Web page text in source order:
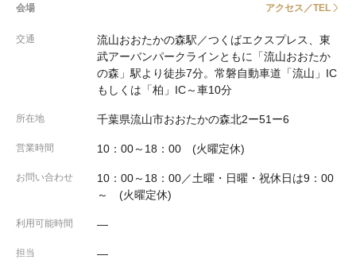
会場 アクセス／TEL
交通
流山おおたかの森駅／つくばエクスプレス、東
武アーバンパークラインともに「流山おおたか
の森」駅より徒歩7分。常磐自動車道「流山」IC
もしくは「柏」IC～車10分
所在地 千葉県流山市おおたかの森北2ー51ー6
営業時間 10：00～18：00 (火曜定休)
お問い合わせ
10：00～18：00／土曜・日曜・祝休日は9：00
～ (火曜定休)
利用可能時間 ―
担当 ―